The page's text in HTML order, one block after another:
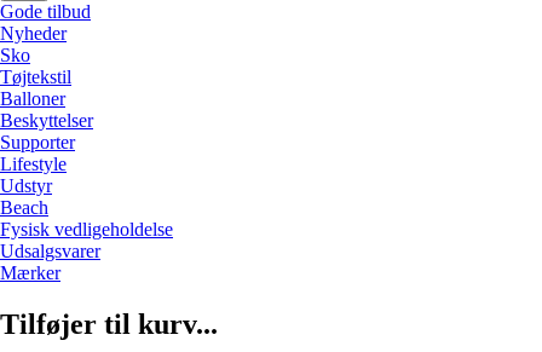
Gode tilbud
Nyheder
Sko
Tøjtekstil
Balloner
Beskyttelser
Supporter
Lifestyle
Udstyr
Beach
Fysisk vedligeholdelse
Udsalgsvarer
Mærker
Tilføjer til kurv...